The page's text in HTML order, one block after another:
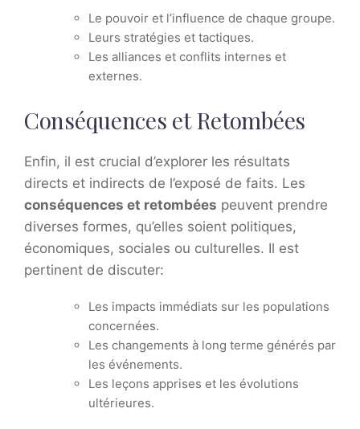
Le pouvoir et l’influence de chaque groupe.
Leurs stratégies et tactiques.
Les alliances et conflits internes et
externes.
Conséquences et Retombées
Enfin, il est crucial d’explorer les résultats
directs et indirects de l’exposé de faits. Les
conséquences et retombées peuvent prendre
diverses formes, qu’elles soient politiques,
économiques, sociales ou culturelles. Il est
pertinent de discuter:
Les impacts immédiats sur les populations
concernées.
Les changements à long terme générés par
les événements.
Les leçons apprises et les évolutions
ultérieures.